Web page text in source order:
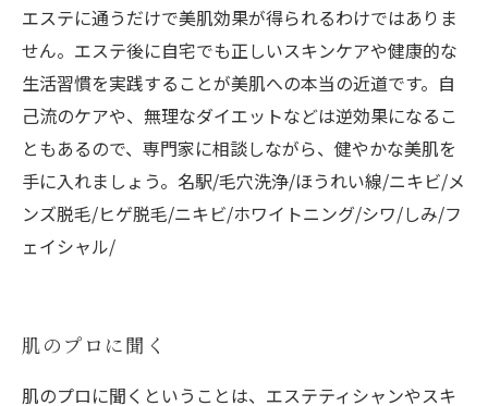
エステに通うだけで美肌効果が得られるわけではありま
せん。エステ後に自宅でも正しいスキンケアや健康的な
生活習慣を実践することが美肌への本当の近道です。自
己流のケアや、無理なダイエットなどは逆効果になるこ
ともあるので、専門家に相談しながら、健やかな美肌を
手に入れましょう。名駅/毛穴洗浄/ほうれい線/ニキビ/メ
ンズ脱毛/ヒゲ脱毛/ニキビ/ホワイトニング/シワ/しみ/フ
ェイシャル/
肌のプロに聞く
肌のプロに聞くということは、エステティシャンやスキ